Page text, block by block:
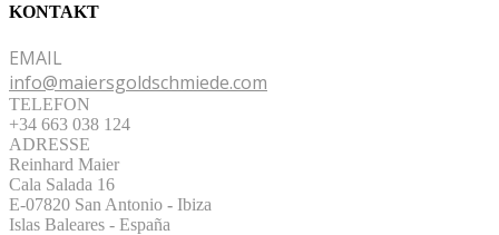
KONTAKT
EMAIL
info@maiersgoldschmiede.com
TELEFON
+34 663 038 124
ADRESSE
Reinhard Maier
Cala Salada 16
E-07820 San Antonio - Ibiza
Islas Baleares - España